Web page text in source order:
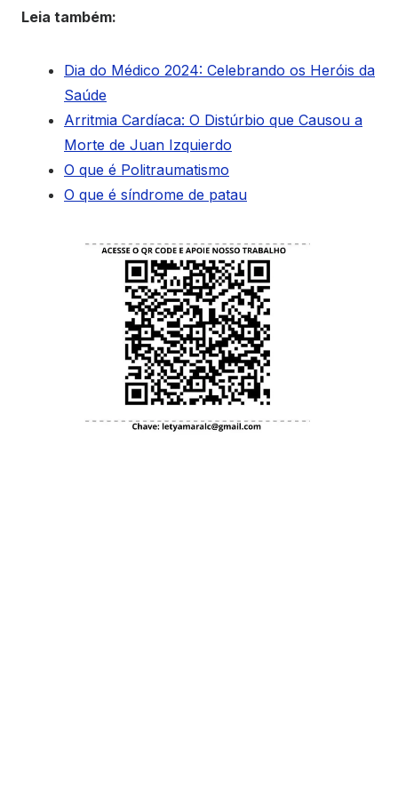
Leia também:
Dia do Médico 2024: Celebrando os Heróis da
Saúde
Arritmia Cardíaca: O Distúrbio que Causou a
Morte de Juan Izquierdo
O que é Politraumatismo
O que é síndrome de patau